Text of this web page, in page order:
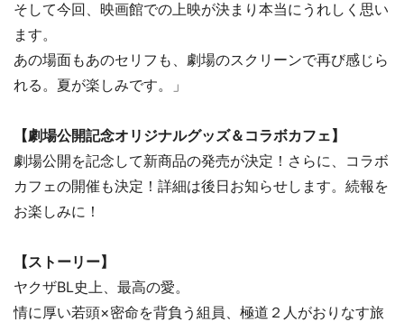
そして今回、映画館での上映が決まり本当にうれしく思い
ます。
あの場面もあのセリフも、劇場のスクリーンで再び感じら
れる。夏が楽しみです。」
【劇場公開記念オリジナルグッズ＆コラボカフェ】
劇場公開を記念して新商品の発売が決定！さらに、コラボ
カフェの開催も決定！詳細は後日お知らせします。続報を
お楽しみに！
【ストーリー】
ヤクザBL史上、最高の愛。
情に厚い若頭×密命を背負う組員、極道２人がおりなす旅